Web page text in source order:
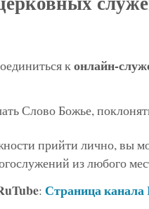
конлайн-
Слово Божье,
прийти лично, вы
из любого
: Страница канала